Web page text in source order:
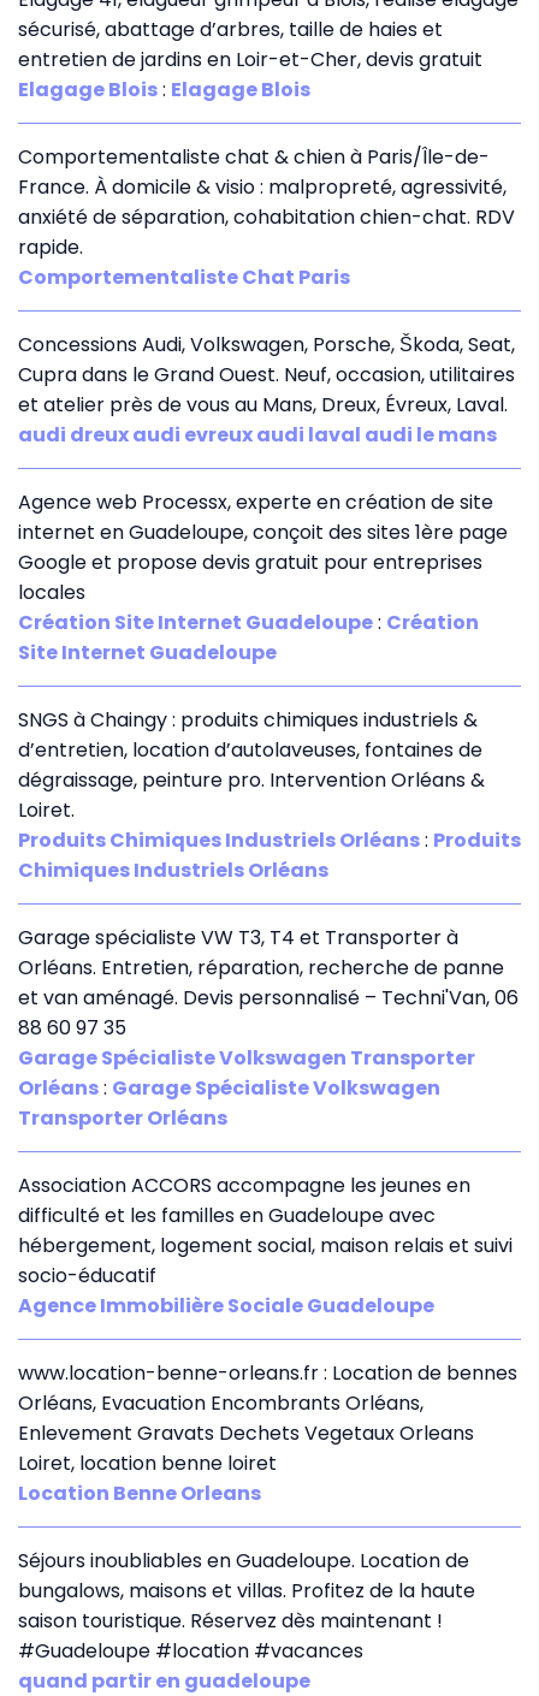
sécurisé, abattage d’arbres, taille de haies et
entretien de jardins en Loir-et-Cher, devis gratuit
Elagage Blois: Elagage Blois
Comportementaliste chat & chien à Paris/Île-de-
France. À domicile & visio : malpropreté, agressivité,
anxiété de séparation, cohabitation chien-chat. RDV
rapide.
Comportementaliste Chat Paris
Concessions Audi, Volkswagen, Porsche, Škoda, Seat,
Cupra dans le Grand Ouest. Neuf, occasion, utilitaires
et atelier près de vous au Mans, Dreux, Évreux, Laval.
audi dreux audi evreux audi laval audi le mans
Agence web Processx, experte en création de site
internet en Guadeloupe, conçoit des sites 1ère page
Google et propose devis gratuit pour entreprises
locales
Création Site Internet Guadeloupe: Création
Site Internet Guadeloupe
SNGS à Chaingy : produits chimiques industriels &
d’entretien, location d’autolaveuses, fontaines de
dégraissage, peinture pro. Intervention Orléans &
Loiret.
Produits Chimiques Industriels Orléans: Produits
Chimiques Industriels Orléans
Garage spécialiste VW T3, T4 et Transporter à
Orléans. Entretien, réparation, recherche de panne
et van aménagé. Devis personnalisé – Techni'Van, 06
88 60 97 35
Garage Spécialiste Volkswagen Transporter
Orléans: Garage Spécialiste Volkswagen
Transporter Orléans
Association ACCORS accompagne les jeunes en
difficulté et les familles en Guadeloupe avec
hébergement, logement social, maison relais et suivi
socio-éducatif
Agence Immobilière Sociale Guadeloupe
www.location-benne-orleans.fr : Location de bennes
Orléans, Evacuation Encombrants Orléans,
Enlevement Gravats Dechets Vegetaux Orleans
Loiret, location benne loiret
Location Benne Orleans
Séjours inoubliables en Guadeloupe. Location de
bungalows, maisons et villas. Profitez de la haute
saison touristique. Réservez dès maintenant !
#Guadeloupe #location #vacances
quand partir en guadeloupe